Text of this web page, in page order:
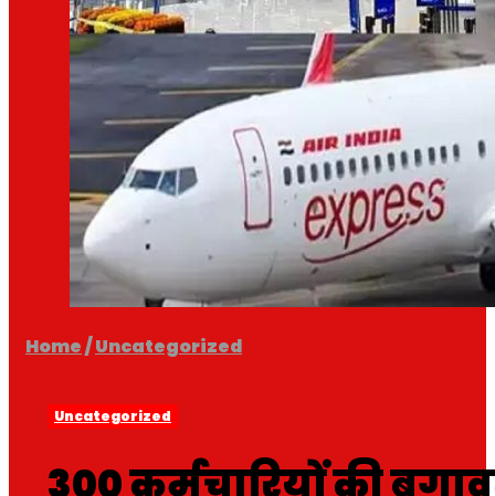
Home/Uncategorized
Uncategorized
300 कर्मचारियों की